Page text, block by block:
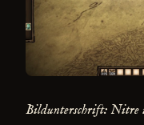
Bildunterschrift: Nitre